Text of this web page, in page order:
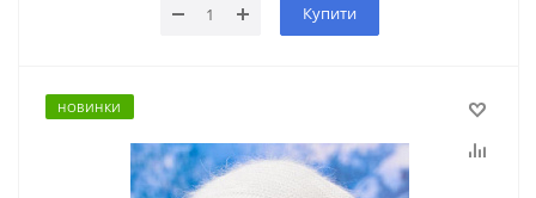
Купити
НОВИНКИ